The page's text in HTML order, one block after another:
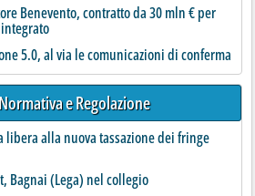
per le aggregazioni'
Benevento, contratto da 30 mln € per
5.0, al via le comunicazioni di conferma
Normativa e Regolazione
libera alla nuova tassazione dei fringe
Bagnai (Lega) nel collegio